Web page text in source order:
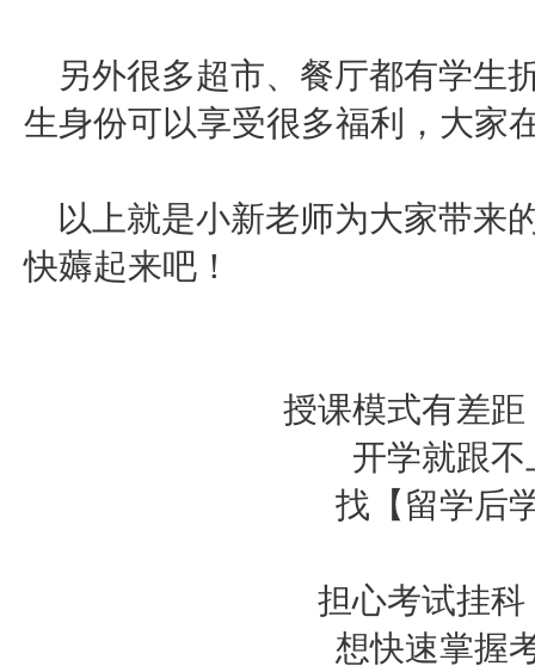
另外很多超市、餐厅都有学生
生身份可以享受很多福利，大家
以上就是小新老师为大家带来
快薅起来吧！
授课模式有差
开学就跟
找【留学后
担心考试挂
想快速掌握